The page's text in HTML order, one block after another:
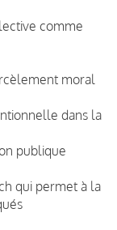
comme
moral
dans la
publique
qui permet à la